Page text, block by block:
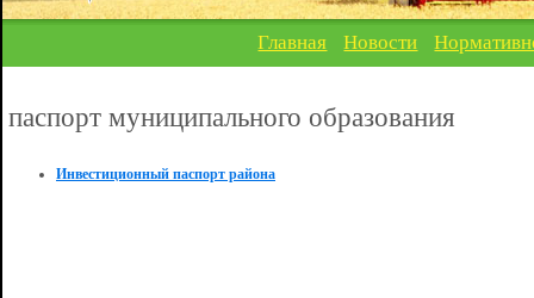
Главная Новости
паспорт муниципального образования
Инвестиционный паспорт района